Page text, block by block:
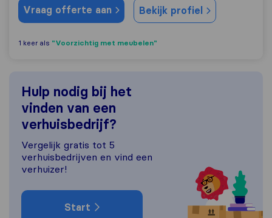
Vraag offerte aan Bekijk profiel
1 keer als "Voorzichtig met meubelen"
Hulp nodig bij het
vinden van een
verhuisbedrijf?
Vergelijk gratis tot 5
verhuisbedrijven en vind een
verhuizer!
Start